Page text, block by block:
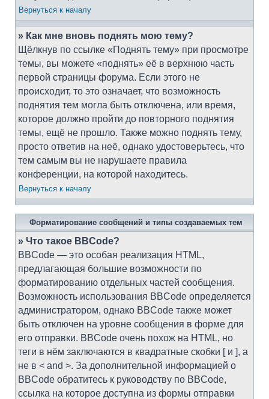
Вернуться к началу
» Как мне вновь поднять мою тему?
Щёлкнув по ссылке «Поднять тему» при просмотре
темы, вы можете «поднять» её в верхнюю часть
первой страницы форума. Если этого не
происходит, то это означает, что возможность
поднятия тем могла быть отключена, или время,
которое должно пройти до повторного поднятия
темы, ещё не прошло. Также можно поднять тему,
просто ответив на неё, однако удостоверьтесь, что
тем самым вы не нарушаете правила
конференции, на которой находитесь.
Вернуться к началу
Форматирование сообщений и типы создаваемых тем
» Что такое BBCode?
BBCode — это особая реализация HTML,
предлагающая большие возможности по
форматированию отдельных частей сообщения.
Возможность использования BBCode определяется
администратором, однако BBCode также может
быть отключен на уровне сообщения в форме для
его отправки. BBCode очень похож на HTML, но
теги в нём заключаются в квадратные скобки [ и ], а
не в < and >. За дополнительной информацией о
BBCode обратитесь к руководству по BBCode,
ссылка на которое доступна из формы отправки